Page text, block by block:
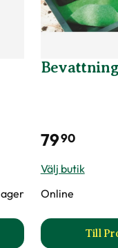
produktsida
7990
Välj butik
Online
Till